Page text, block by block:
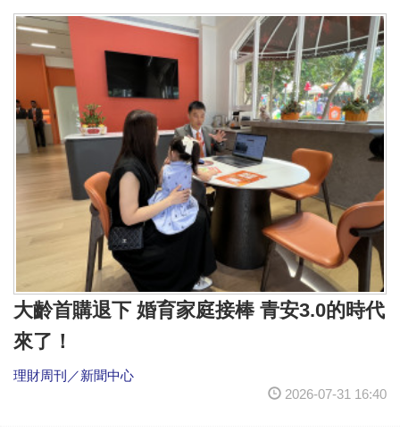
大齡首購退下 婚育家庭接棒 青安3.0的時代
來了！
理財周刊／新聞中心
2026-07-31 16:40